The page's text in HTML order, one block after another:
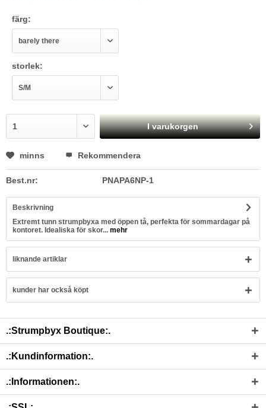
färg:
storlek:
I varukorgen
minns Rekommendera
Best.nr: PNAPA6NP-1
Beskrivning
Extremt tunn strumpbyxa med öppen tå, perfekta för sommardagar på
kontoret. Idealiska för skor... mehr
liknande artiklar
kunder har också köpt
.:Strumpbyx Boutique:.
.:Kundinformation:.
.:Informationen:.